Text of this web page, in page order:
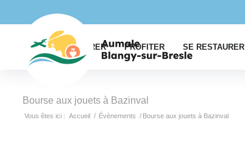
EXPLORER PROFITER SE RESTAURER
Bourse aux jouets à Bazinval
Vous êtes ici : Accueil / Évènements / Bourse aux jouets à Bazinval